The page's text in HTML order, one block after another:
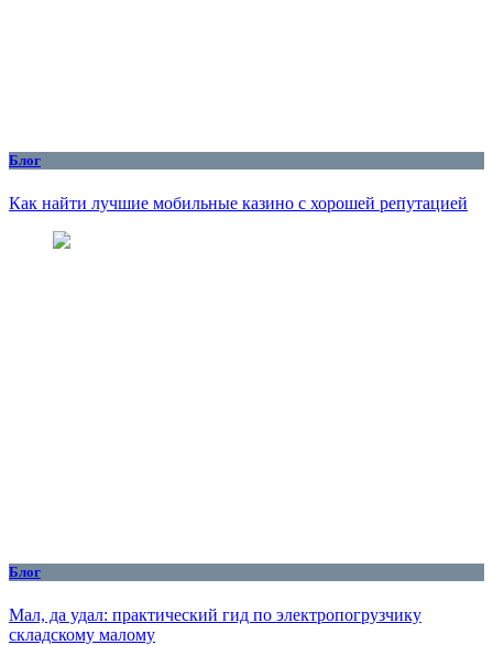
Блог
Как найти лучшие мобильные казино с хорошей репутацией
Блог
Мал, да удал: практический гид по электропогрузчику
складскому малому